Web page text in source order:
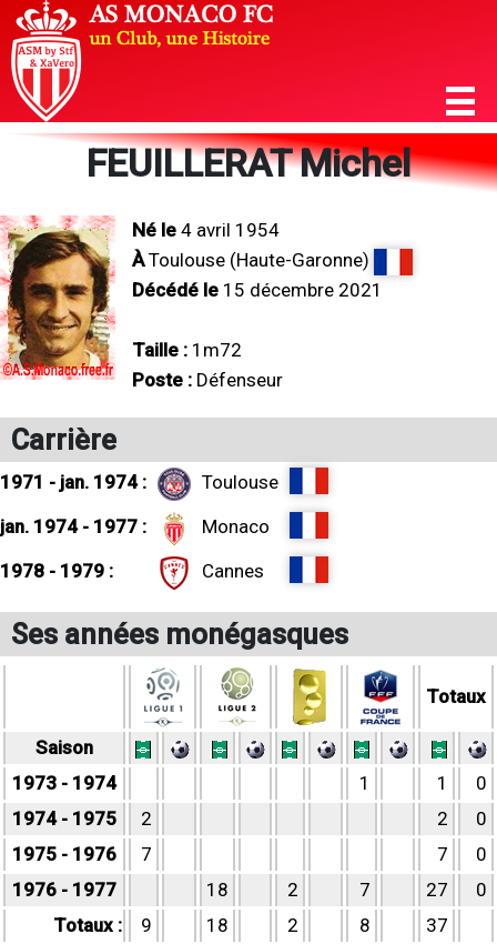
FEUILLERAT Michel
Né le 4 avril 1954
ÀToulouse (Haute-Garonne)
Décédé le 15 décembre 2021
Taille : 1m72
Poste : Défenseur
Carrière
1971 - jan. 1974 :
Toulouse
jan. 1974 - 1977 :
Monaco
1978 - 1979 :
Cannes
Ses années monégasques
Totaux
Saison
1973 - 1974
1 1
0
1974 - 1975
2 2
0
1975 - 1976
7 7
0
1976 - 1977
18 2 7 27
0
Totaux :
9 18 2 8 37